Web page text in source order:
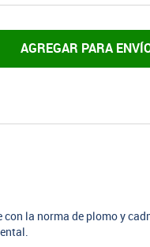
AGREGAR PARA
la norma de plomo y